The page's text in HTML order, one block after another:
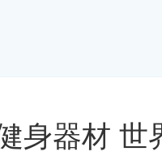
身器材 世